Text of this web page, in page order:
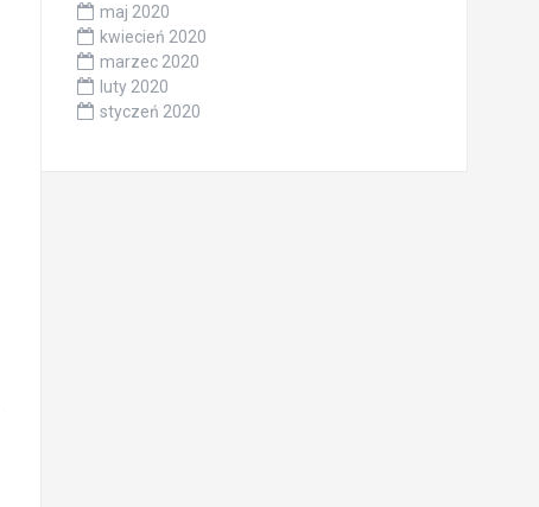
maj 2020
kwiecień 2020
marzec 2020
luty 2020
styczeń 2020